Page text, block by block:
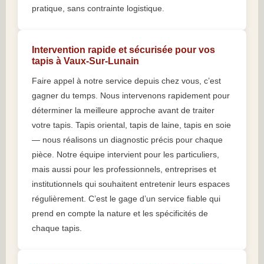
pratique, sans contrainte logistique.
Intervention rapide et sécurisée pour vos
tapis à Vaux-Sur-Lunain
Faire appel à notre service depuis chez vous, c’est
gagner du temps. Nous intervenons rapidement pour
déterminer la meilleure approche avant de traiter
votre tapis. Tapis oriental, tapis de laine, tapis en soie
— nous réalisons un diagnostic précis pour chaque
pièce. Notre équipe intervient pour les particuliers,
mais aussi pour les professionnels, entreprises et
institutionnels qui souhaitent entretenir leurs espaces
régulièrement. C’est le gage d’un service fiable qui
prend en compte la nature et les spécificités de
chaque tapis.